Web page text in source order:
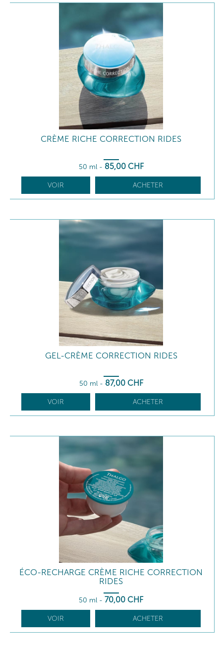
CRÈME RICHE CORRECTION RIDES
50 ml - 85,00 CHF
VOIR ACHETER
GEL-CRÈME CORRECTION RIDES
50 ml - 87,00 CHF
VOIR ACHETER
ÉCO-RECHARGE CRÈME RICHE CORRECTION
RIDES
50 ml - 70,00 CHF
VOIR ACHETER